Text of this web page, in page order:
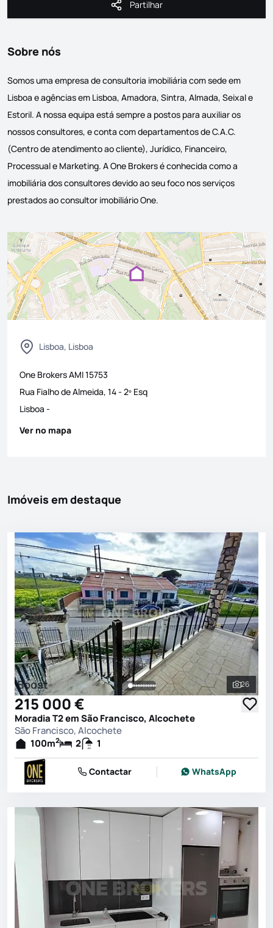
Partilhar
Partilhar
Sobre nós
Somos uma empresa de consultoria imobiliária com sede em
Lisboa e agências em Lisboa, Amadora, Sintra, Almada, Seixal e
Estoril. A nossa equipa está sempre a postos para auxiliar os
nossos consultores, e conta com departamentos de C.A.C.
(Centro de atendimento ao cliente), Jurídico, Financeiro,
Processual e Marketing. A One Brokers é conhecida como a
imobiliária dos consultores devido ao seu foco nos serviços
prestados ao consultor imobiliário One.
Lisboa, Lisboa
One BrokersAMI15753
Rua Fialho de Almeida, 14 - 2º Esq
Lisboa -
Ver no mapa
Imóveis em destaque
Ver
26
Boost
215 000 €
Moradia T2 em São Francisco, Alcochete
São Francisco, Alcochete
100m2 2 1
Contactar WhatsApp